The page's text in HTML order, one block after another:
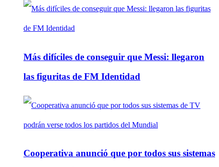
Más difíciles de conseguir que Messi: llegaron
las figuritas de FM Identidad
Cooperativa anunció que por todos sus sistemas